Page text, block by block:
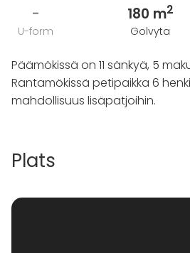
-
U-form
180 m2
Golvyta
Päämökissä on 11 sänkyä, 5
Rantamökissä petipaikka 6
mahdollisuus lisäpatjoihin.
Plats